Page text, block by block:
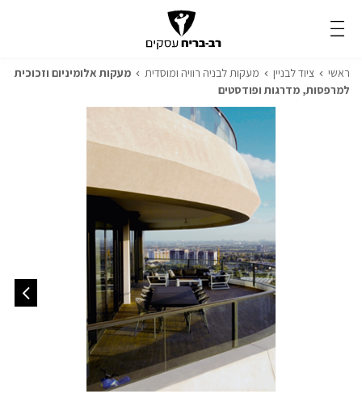
ראשי ציוד לבניין מעקות לבניה רוויה ומוסדית
מעקות אלומיניום וזכוכית
למרפסות, מדרגות ופודסטים